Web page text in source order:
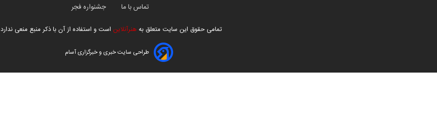
تماس با ما جشنواره فجر
تمامی حقوق این سایت متعلق به هنرآنلاین است و استفاده از آن با ذکر منبع منعی ندارد
طراحی سایت خبری و خبرگزاری آسام